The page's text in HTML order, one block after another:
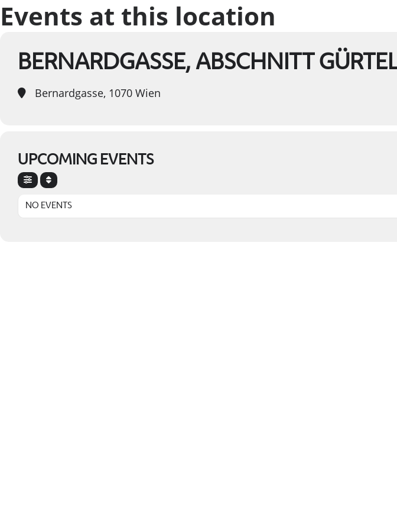
Events at this location
BERNARDGASSE, ABSCHNITT GÜRTEL
Bernardgasse, 1070 Wien
UPCOMING EVENTS
NO EVENTS